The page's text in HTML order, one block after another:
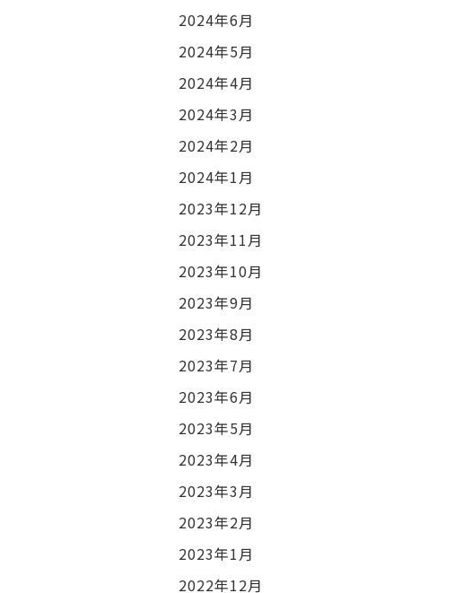
2024年6月
2024年5月
2024年4月
2024年3月
2024年2月
2024年1月
2023年12月
2023年11月
2023年10月
2023年9月
2023年8月
2023年7月
2023年6月
2023年5月
2023年4月
2023年3月
2023年2月
2023年1月
2022年12月